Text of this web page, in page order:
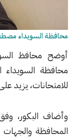
مصطفى البكور
السويداء،
على 1500 طالب ‏وطالبة.
وفق ما نقلت
والجهات